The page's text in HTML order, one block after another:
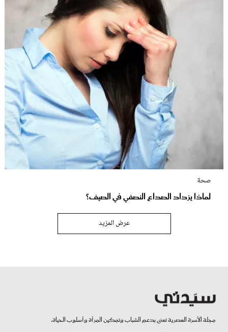
صحة
لماذا يزداد الصداع النصفي في الصيف؟
عرض المزيد
مجلة الأسرة العصرية تعنى بدعم الشباب وتمكين المرأة وأسلوب الحياة.